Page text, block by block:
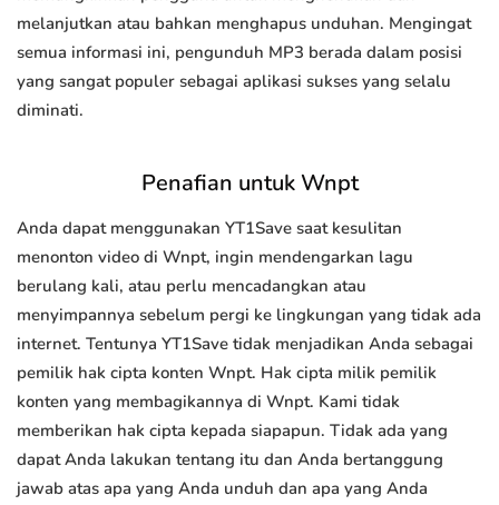
melanjutkan atau bahkan menghapus unduhan. Mengingat
semua informasi ini, pengunduh MP3 berada dalam posisi
yang sangat populer sebagai aplikasi sukses yang selalu
diminati.
Penafian untuk Wnpt
Anda dapat menggunakan YT1Save saat kesulitan
menonton video di Wnpt, ingin mendengarkan lagu
berulang kali, atau perlu mencadangkan atau
menyimpannya sebelum pergi ke lingkungan yang tidak ada
internet. Tentunya YT1Save tidak menjadikan Anda sebagai
pemilik hak cipta konten Wnpt. Hak cipta milik pemilik
konten yang membagikannya di Wnpt. Kami tidak
memberikan hak cipta kepada siapapun. Tidak ada yang
dapat Anda lakukan tentang itu dan Anda bertanggung
jawab atas apa yang Anda unduh dan apa yang Anda